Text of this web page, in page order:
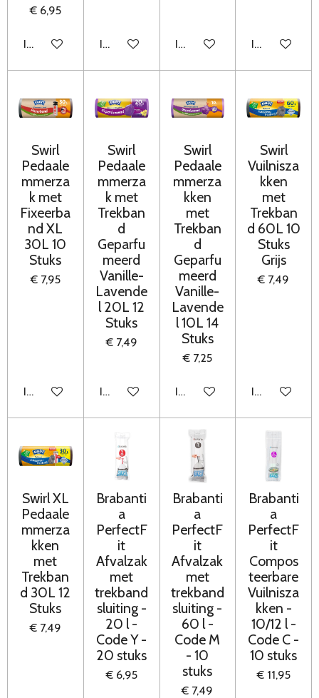
€ 6,95
In winkelwagenIn winkelwagenIn winkelwagenIn
Swirl
Pedaale
mmerza
k met
Fixeerba
nd XL
30L 10
Stuks
€ 7,95
In winkelwagen
Swirl
Pedaale
mmerza
k met
Trekban
d
Geparfu
meerd
Vanille-
Lavende
l 20L 12
Stuks
€ 7,49
In winkelwagen
Swirl
Pedaale
mmerza
kken
met
Trekban
d
Geparfu
meerd
Vanille-
Lavende
l 10L 14
Stuks
€ 7,25
In winkelwagen
Swirl
Vuilnisza
kken
met
Trekban
d 60L 10
Stuks
Grijs
€ 7,49
In
Swirl XL
Pedaale
mmerza
kken
met
Trekban
d 30L 12
Stuks
€ 7,49
Brabanti
a
PerfectF
it
Afvalzak
met
trekband
sluiting -
20 l -
Code Y -
20 stuks
€ 6,95
Brabanti
a
PerfectF
it
Afvalzak
met
trekband
sluiting -
60 l -
Code M
- 10
stuks
€ 7,49
Brabanti
a
PerfectF
it
Compos
teerbare
Vuilnisza
kken -
10/12 l -
Code C -
10 stuks
€ 11,95